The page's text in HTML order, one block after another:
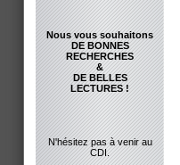
Nous vous souhaitons
DE BONNES
RECHERCHES
&
DE BELLES
LECTURES !
N'hésitez pas à venir au
CDI.